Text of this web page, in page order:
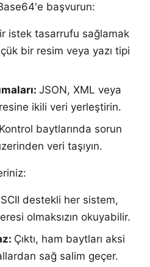
başvurun:
istek tasarrufu sağlamak
bir resim veya yazı tipi
: JSON, XML veya
ikili veri yerleştirin.
Kontrol baytlarında sorun
veri taşıyın.
destekli her sistem,
olmaksızın okuyabilir.
: Çıktı, ham baytları aksi
sağ salim geçer.